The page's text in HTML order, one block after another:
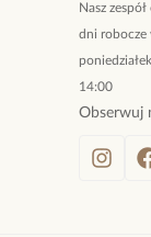
Nasz
dni robocze
14:00
Obserwuj